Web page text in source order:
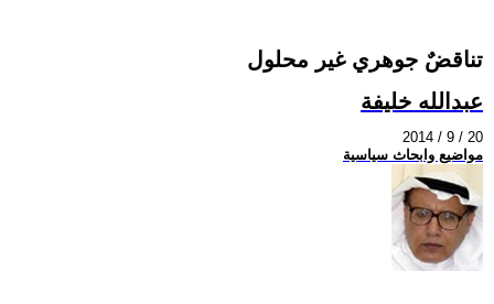
تناقضٌ جوهري غير محلول
عبدالله خليفة
2014 / 9 / 20
مواضيع وابحاث سياسية